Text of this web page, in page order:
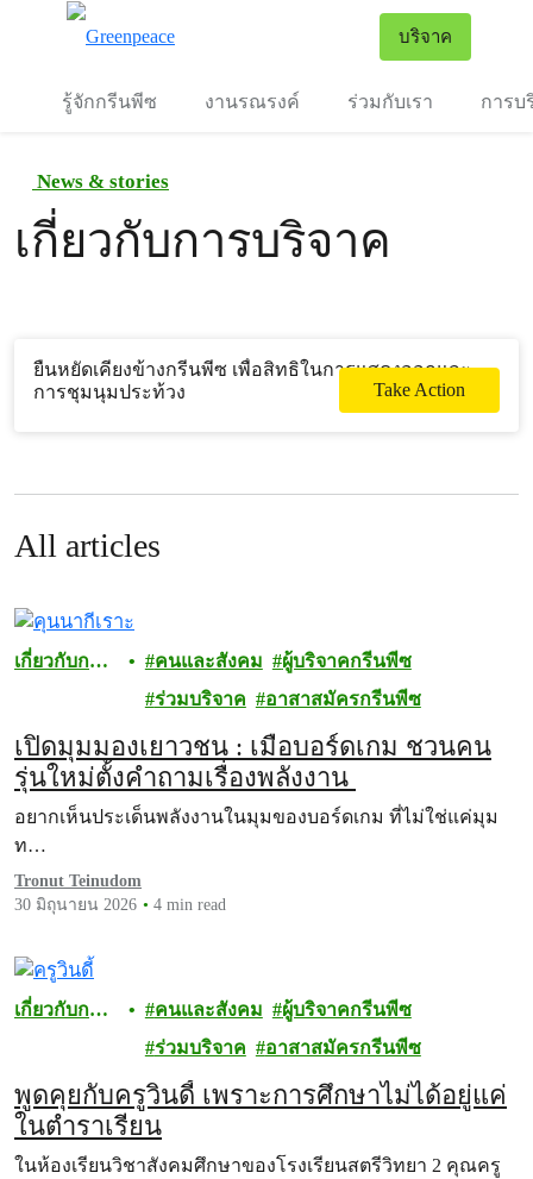
บริจาค
รู้จักกรีนพีซ งานรณรงค์ ร่วมกับเรา การบ
News & stories
เกี่ยวกับการบริจาค
ยืนหยัดเคียงข้างกรีนพีซ เพื่อสิทธิในการแสดงออกและ
การชุมนุมประท้วง
Take Action
All articles
เกี่ยวกับการ
คนและสังคม
ผู้บริจาคกรีนพีซ
ร่วมบริจาค
อาสาสมัครกรีนพีซ
เปิดมุมมองเยาวชน : เมื่อบอร์ดเกม ชวนคน
รุ่นใหม่ตั้งคำถามเรื่องพลังงาน
อยากเห็นประเด็นพลังงานในมุมของบอร์ดเกม ที่ไม่ใช่แค่มุม
ท…
Tronut Teinudom
30 มิถุนายน 2026
4 min read
เกี่ยวกับการ
คนและสังคม
ผู้บริจาคกรีนพีซ
ร่วมบริจาค
อาสาสมัครกรีนพีซ
พูดคุยกับครูวินดี้ เพราะการศึกษาไม่ได้อยู่แค่
ในตำราเรียน
ในห้องเรียนวิชาสังคมศึกษาของโรงเรียนสตรีวิทยา 2 คุณครู